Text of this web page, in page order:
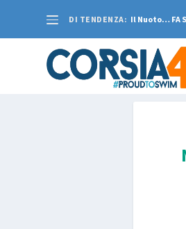
DI TENDENZA: Il Nuoto… FA